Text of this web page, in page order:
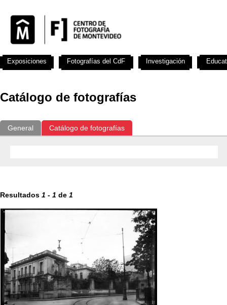
Catálogo de fotografías
General Catálogo de fotografías
Resultados 1 - 1 de 1
Exposiciones Fotografías del CdF Investigación